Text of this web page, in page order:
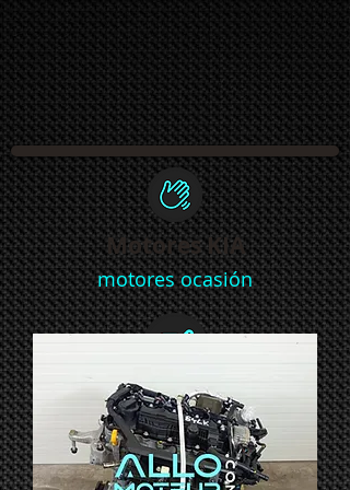
Motores KIA
motores ocasión